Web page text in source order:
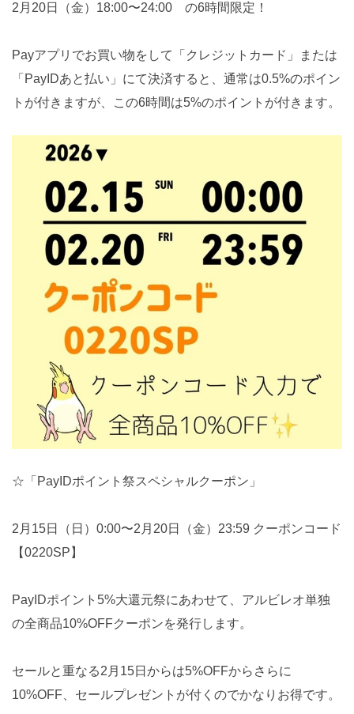
2月20日（金）18:00〜24:00 の6時間限定！
Payアプリでお買い物をして「クレジットカード」または
「PayIDあと払い」にて決済すると、通常は0.5%のポイン
トが付きますが、この6時間は5%のポイントが付きます。
☆「PayIDポイント祭スペシャルクーポン」
2月15日（日）0:00〜2月20日（金）23:59 クーポンコード
【0220SP】
PayIDポイント5%大還元祭にあわせて、アルビレオ単独
の全商品10%OFFクーポンを発行します。
セールと重なる2月15日からは5%OFFからさらに
10%OFF、セールプレゼントが付くのでかなりお得です。